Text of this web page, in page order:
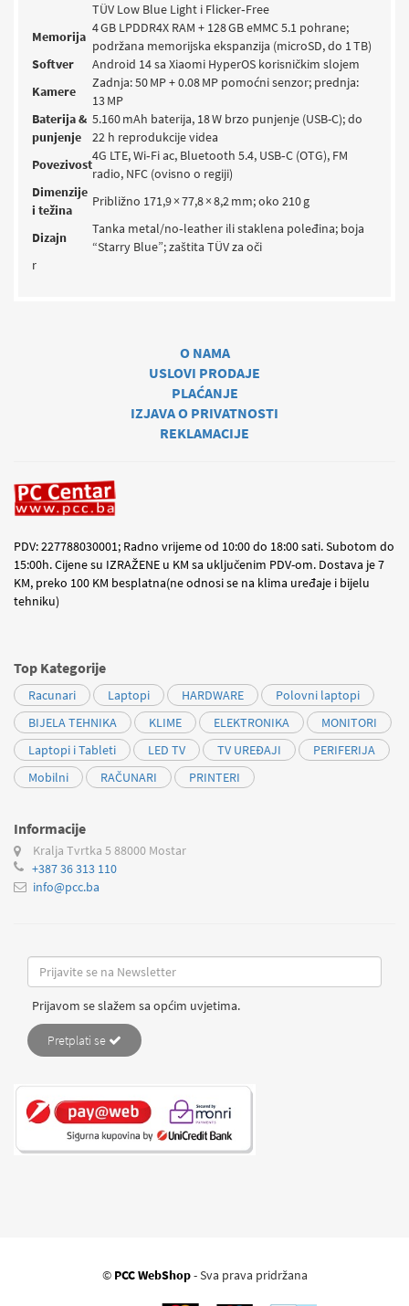
TÜV Low Blue Light i Flicker‑Free
Memorija
4 GB LPDDR4X RAM + 128 GB eMMC 5.1 pohrane;
podržana memorijska ekspanzija (microSD, do 1 TB)
Softver
Android 14 sa Xiaomi HyperOS korisničkim slojem
Kamere
Zadnja: 50 MP + 0.08 MP pomoćni senzor; prednja:
13 MP
Baterija &
punjenje
5.160 mAh baterija, 18 W brzo punjenje (USB-C); do
22 h reprodukcije videa
Povezivost
4G LTE, Wi‑Fi ac, Bluetooth 5.4, USB‑C (OTG), FM
radio, NFC (ovisno o regiji)
Dimenzije
i težina
Približno 171,9 × 77,8 × 8,2 mm; oko 210 g
Dizajn
Tanka metal/no‑leather ili staklena poleđina; boja
“Starry Blue”; zaštita TÜV za oči
r
O NAMA
USLOVI PRODAJE
PLAĆANJE
IZJAVA O PRIVATNOSTI
REKLAMACIJE
PDV: 227788030001; Radno vrijeme od 10:00 do 18:00 sati. Subotom do
15:00h. Cijene su IZRAŽENE u KM sa uključenim PDV-om. Dostava je 7
KM, preko 100 KM besplatna(ne odnosi se na klima uređaje i bijelu
tehniku)
Top Kategorije
Racunari Laptopi HARDWARE
Polovni laptopi
BIJELA TEHNIKA
KLIME ELEKTRONIKA
MONITORI
Laptopi i Tableti
LED TV TV UREĐAJI
PERIFERIJA
Mobilni
RAČUNARI PRINTERI
Informacije
Kralja Tvrtka 5 88000 Mostar
+387 36 313 110
info@pcc.ba
Prijavom se slažem sa općim uvjetima.
Pretplati se
© PCC WebShop- Sva prava pridržana